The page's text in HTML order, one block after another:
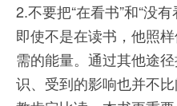
2.不要把“在看书”和“没
即使不是在读书，他照
需的能量。通过其他途
识、受到的影响也并不